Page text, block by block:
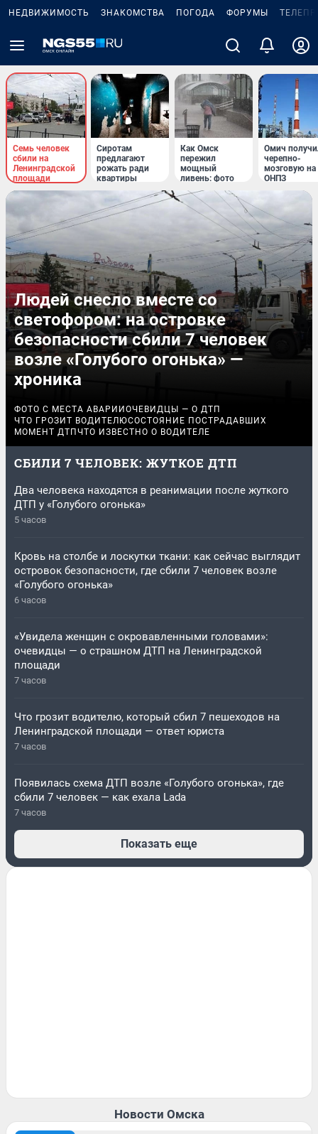
НЕДВИЖИМОСТЬ ЗНАКОМСТВА ПОГОДА ФОРУМЫ
Семь человек
сбили на
Ленинградской
площади
Сиротам
предлагают
рожать ради
квартиры
Как Омск
пережил
мощный
ливень: фото
Омич
черепно-
мозговую на
ОНПЗ
Людей снесло вместе со
светофором: на островке
безопасности сбили 7 человек
возле «Голубого огонька» —
хроника
ФОТО С МЕСТА АВАРИИ ОЧЕВИДЦЫ — О ДТП
ЧТО ГРОЗИТ ВОДИТЕЛЮСОСТОЯНИЕ ПОСТРАДАВШИХ
МОМЕНТ ДТП ЧТО ИЗВЕСТНО О ВОДИТЕЛЕ
СБИЛИ 7 ЧЕЛОВЕК: ЖУТКОЕ ДТП
Два человека находятся в реанимации после жуткого
ДТП у «Голубого огонька»
5 часов
Кровь на столбе и лоскутки ткани: как сейчас выглядит
островок безопасности, где сбили 7 человек возле
«Голубого огонька»
6 часов
«Увидела женщин с окровавленными головами»:
очевидцы — о страшном ДТП на Ленинградской
площади
7 часов
Что грозит водителю, который сбил 7 пешеходов на
Ленинградской площади — ответ юриста
7 часов
Появилась схема ДТП возле «Голубого огонька», где
сбили 7 человек — как ехала Lada
7 часов
Показать еще
Новости Омска